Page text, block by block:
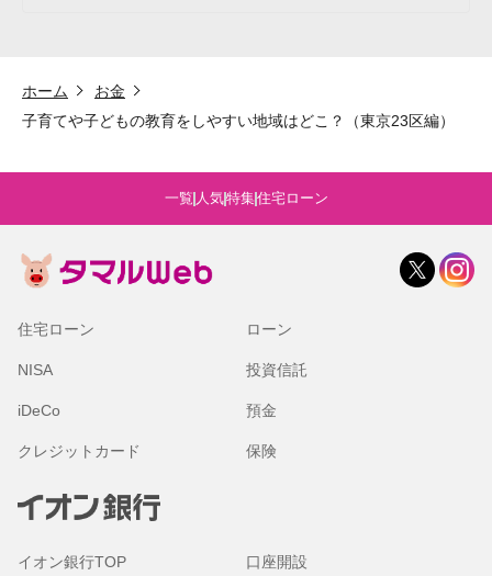
一覧 人気特集住宅ローン
ホーム
お金
子育てや子どもの教育をしやすい地域はどこ？（東京23区編）
住宅ローン ローン
NISA 投資信託
iDeCo 預金
クレジットカード 保険
イオン銀行TOP 口座開設